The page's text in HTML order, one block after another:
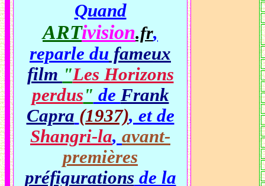
Quand
ARTivision.fr,
reparle du fameux
film "Les Horizons
perdus" de Frank
Capra (1937), et de
Shangri-la, avant-
premières
préfigurations de la